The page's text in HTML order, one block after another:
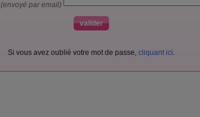
(envoyé par email)
Si vous avez oublié votre mot de passe, cliquant ici.